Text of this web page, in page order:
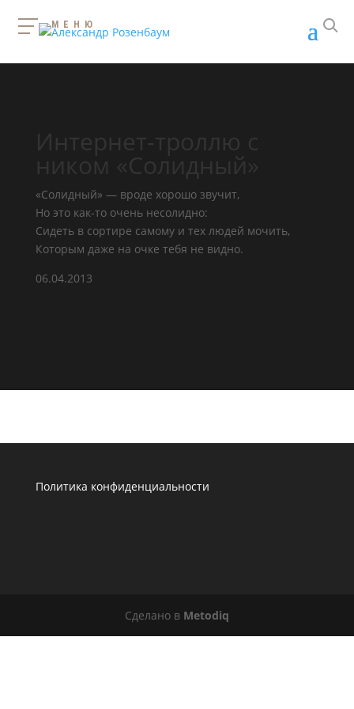
Интернет-троллю с
ником «Солидный»
«Солидный» — вроде хорошо звучит,
Но это как-то очень несолидно:
Сидеть в сортире самому и тех людей мочить,
Которым даже на очке тебя не видно.
06.04.2013
Политика конфиденциальности
Сделано в Metodiq
МЕНЮ